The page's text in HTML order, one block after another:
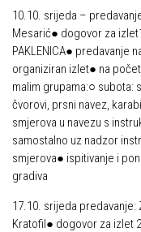
10.10. srijeda –
Mesarić● dogovor za
PAKLENICA● predavanje
organiziran izlet● na
malim grupama:○ subota:
čvorovi, prsni navez,
smjerova u navezu s
samostalno uz nadzor
smjerova● ispitivanje i
gradiva
17.10. srijeda predavanje:
Kratofil● dogovor za izlet